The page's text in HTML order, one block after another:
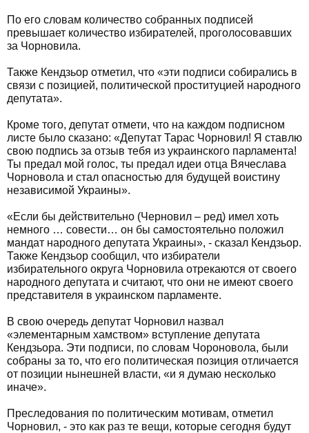
По его словам количество собранных подписей
превышает количество избирателей, проголосовавших
за Чорновила.
Также Кендзьор отметил, что «эти подписи собирались в
связи с позицией, политической проституцией народного
депутата».
Кроме того, депутат отмети, что на каждом подписном
листе было сказано: «Депутат Тарас Чорновил! Я ставлю
свою подпись за отзыв тебя из украинского парламента!
Ты предал мой голос, ты предал идеи отца Вячеслава
Чорновола и стал опасностью для будущей воистину
независимой Украины».
«Если бы действительно (Черновил – ред) имел хоть
немного … совести… он бы самостоятельно положил
мандат народного депутата Украины», - сказал Кендзьор.
Также Кендзьор сообщил, что избиратели
избирательного округа Чорновила отрекаются от своего
народного депутата и считают, что они не имеют своего
представителя в украинском парламенте.
В свою очередь депутат Чорновил назвал
«элементарным хамством» вступление депутата
Кендзьора. Эти подписи, по словам Чороновола, были
собраны за то, что его политическая позиция отличается
от позиции нынешней власти, «и я думаю несколько
иначе».
Преследования по политическим мотивам, отметил
Чорновил, - это как раз те вещи, которые сегодня будут